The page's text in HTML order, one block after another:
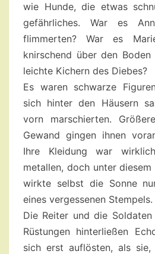
wie Hunde, die etwas
gefährliches. War es
flimmerten? War es
knirschend über den
leichte Kichern des Diebes?
Es waren schwarze
sich hinter den Häusern
vorn marschierten.
Gewand gingen ihnen
Ihre Kleidung war
metallen, doch unter
wirkte selbst die Sonne
eines vergessenen Stempels.
Die Reiter und die
Rüstungen hinterließen
sich erst auflösten, als